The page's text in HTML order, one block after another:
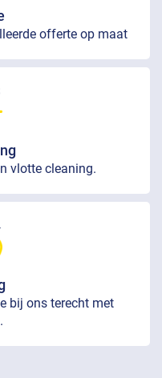
offerte op maat
vlotte cleaning.
bij ons terecht met